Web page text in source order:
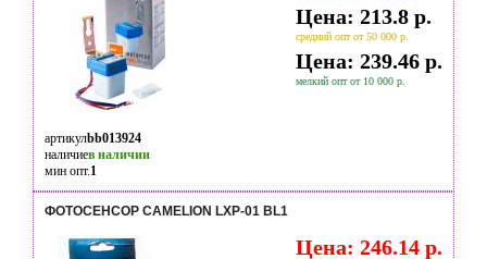
Цена: 213.8 р.
средний опт от 50 000 р.
Цена: 239.46 р.
мелкий опт от 10 000 р.
артикулbb013924
наличиев наличии
мин опт.1
ФОТОСЕНСОР CAMELION LXP-01 BL1
Цена: 246.14 р.